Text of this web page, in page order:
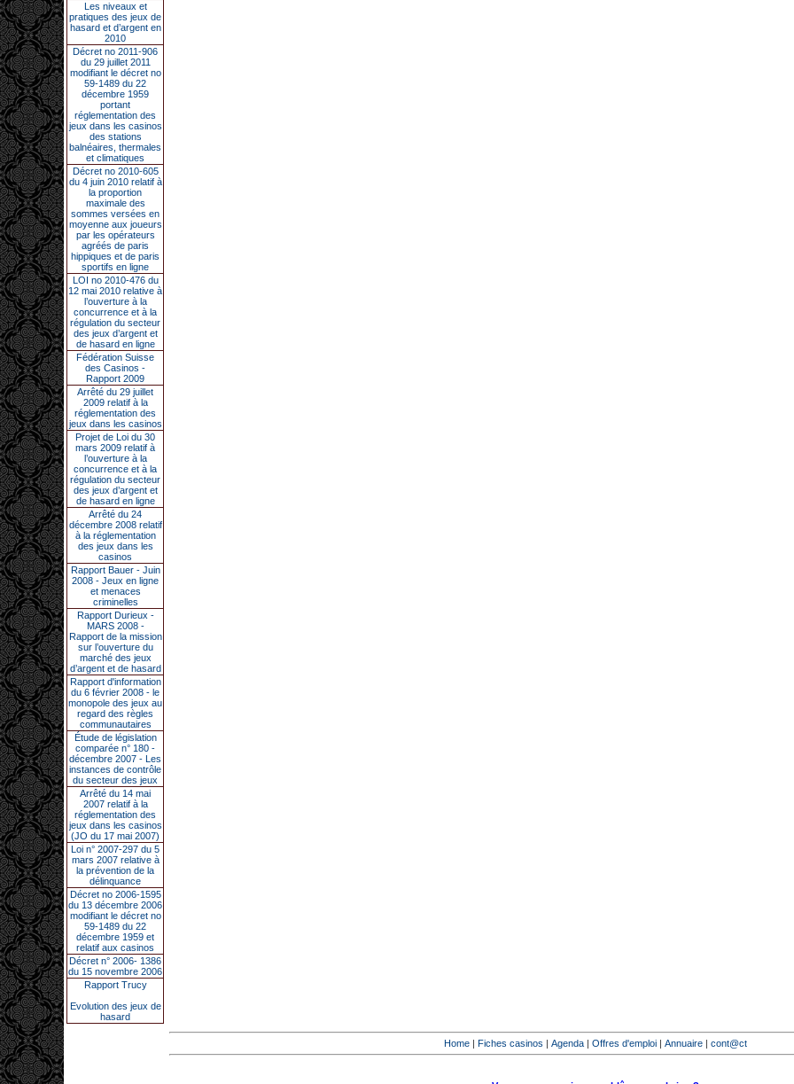
Les niveaux et
pratiques des jeux de
hasard et d’argent en
2010
Décret no 2011-906
du 29 juillet 2011
modifiant le décret no
59-1489 du 22
décembre 1959
portant
réglementation des
jeux dans les casinos
des stations
balnéaires, thermales
et climatiques
Décret no 2010-605
du 4 juin 2010 relatif à
la proportion
maximale des
sommes versées en
moyenne aux joueurs
par les opérateurs
agréés de paris
hippiques et de paris
sportifs en ligne
LOI no 2010-476 du
12 mai 2010 relative à
l’ouverture à la
concurrence et à la
régulation du secteur
des jeux d’argent et
de hasard en ligne
Fédération Suisse
des Casinos -
Rapport 2009
Arrêté du 29 juillet
2009 relatif à la
réglementation des
jeux dans les casinos
Projet de Loi du 30
mars 2009 relatif à
l’ouverture à la
concurrence et à la
régulation du secteur
des jeux d’argent et
de hasard en ligne
Arrêté du 24
décembre 2008 relatif
à la réglementation
des jeux dans les
casinos
Rapport Bauer - Juin
2008 - Jeux en ligne
et menaces
criminelles
Rapport Durieux -
MARS 2008 -
Rapport de la mission
sur l’ouverture du
marché des jeux
d’argent et de hasard
Rapport d'information
du 6 février 2008 - le
monopole des jeux au
regard des règles
communautaires
Étude de législation
comparée n° 180 -
décembre 2007 - Les
instances de contrôle
du secteur des jeux
Arrêté du 14 mai
2007 relatif à la
réglementation des
jeux dans les casinos
(JO du 17 mai 2007)
Loi n° 2007-297 du 5
mars 2007 relative à
la prévention de la
délinquance
Décret no 2006-1595
du 13 décembre 2006
modifiant le décret no
59-1489 du 22
décembre 1959 et
relatif aux casinos
Décret n° 2006- 1386
du 15 novembre 2006
Rapport Trucy
Evolution des jeux de
hasard
Home | Fiches casinos | Agenda | Offres d'emploi | Annuaire | cont@ct